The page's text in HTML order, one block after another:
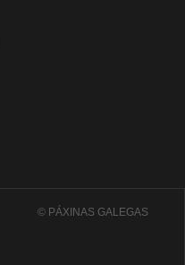
© PÁXINAS GALEGAS